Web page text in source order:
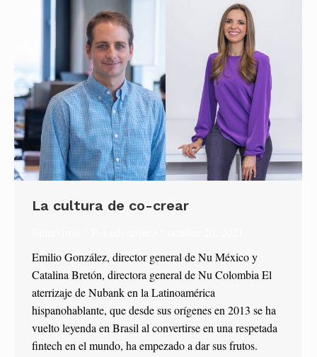
La cultura de co-crear
Emilio González, director general de Nu México y
Catalina Bretón, directora general de Nu Colombia El
aterrizaje de Nubank en la Latinoamérica
hispanohablante, que desde sus orígenes en 2013 se ha
vuelto leyenda en Brasil al convertirse en una respetada
fintech en el mundo, ha empezado a dar sus frutos.